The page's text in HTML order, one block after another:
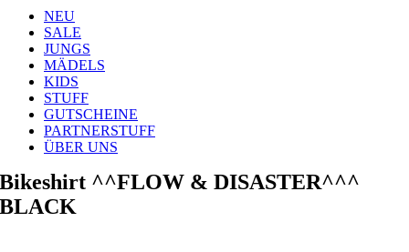
NEU
SALE
JUNGS
MÄDELS
KIDS
STUFF
GUTSCHEINE
PARTNERSTUFF
ÜBER UNS
Bikeshirt ^^FLOW & DISASTER^^^
BLACK